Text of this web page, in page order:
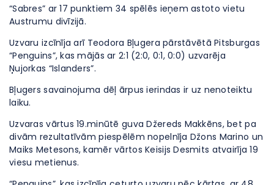
“Sabres” ar 17 punktiem 34 spēlēs ieņem astoto vietu
Austrumu divīzijā.
Uzvaru izcīnīja arī Teodora Bļugera pārstāvētā Pitsburgas
“Penguins”, kas mājās ar 2:1 (2:0, 0:1, 0:0) uzvarēja
Ņujorkas “Islanders”.
Bļugers savainojuma dēļ ārpus ierindas ir uz nenoteiktu
laiku.
Uzvaras vārtus 19.minūtē guva Džereds Makkēns, bet pa
divām rezultatīvām piespēlēm nopelnīja Džons Marino un
Maiks Metesons, kamēr vārtos Keisijs Desmits atvairīja 19
viesu metienus.